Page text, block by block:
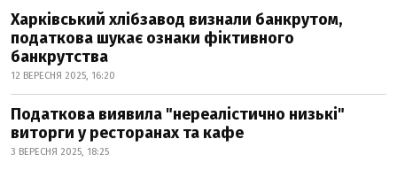
Харківський хлібзавод визнали банкрутом,
податкова шукає ознаки фіктивного
банкрутства
12 ВЕРЕСНЯ 2025, 16:20
Податкова виявила "нереалістично низькі"
виторги у ресторанах та кафе
3 ВЕРЕСНЯ 2025, 18:25